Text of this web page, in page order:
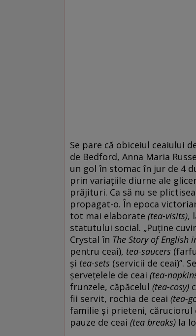
Se pare că obiceiul ceaiului
de Bedford, Anna Maria
un gol în stomac în jur de 4
prin variațiile diurne ale
prăjituri. Ca să nu se
propagat-o. În epoca
tot mai elaborate (tea-visits),
statutului social. „Puține
Crystal în The Story of English
pentru ceai), tea-saucers
și tea-sets (servicii de ceai)”.
șervețelele de ceai (tea-
frunzele, căpăcelul (tea-cosy)
fii servit, rochia de ceai (tea-
familie și prieteni, căruciorul
pauze de ceai (tea breaks) la